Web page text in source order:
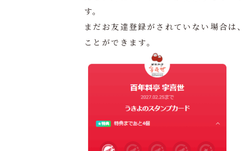
す。
まだお友達登録がされていない場合は
ことができます。